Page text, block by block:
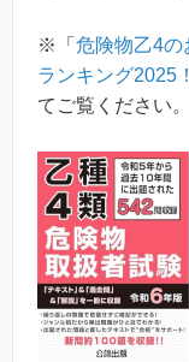
※「 危険物乙4の
ランキング2025
てご覧ください。